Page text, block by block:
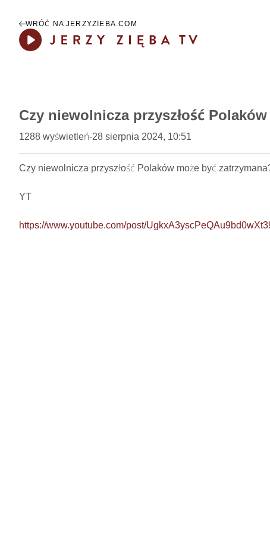
WRÓĆ NA JERZYZIEBA.COM
Czy niewolnicza przyszłość
1288 wyświetleń-28 sierpnia 2024, 10:51
Czy niewolnicza przyszłość Polaków może być
YT
https://www.youtube.com/post/